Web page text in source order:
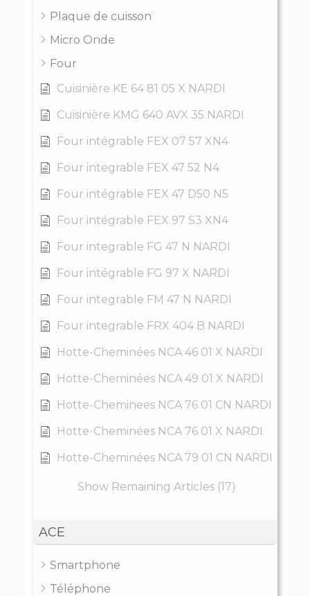
Plaque de cuisson
Micro Onde
Four
Cuisinière KE 64 81 05 X NARDI
Cuisinière KMG 640 AVX 35 NARDI
Four intégrable FEX 07 57 XN4
Four integrable FEX 47 52 N4
Four intégrable FEX 47 D50 N5
Four intégrable FEX 97 S3 XN4
Four integrable FG 47 N NARDI
Four intégrable FG 97 X NARDI
Four integrable FM 47 N NARDI
Four integrable FRX 404 B NARDI
Hotte-Cheminées NCA 46 01 X NARDI
Hotte-Cheminées NCA 49 01 X NARDI
Hotte-Cheminees NCA 76 01 CN NARDI
Hotte-Cheminées NCA 76 01 X NARDI
Hotte-Cheminées NCA 79 01 CN NARDI
Show Remaining Articles (17)
ACE
Smartphone
Téléphone